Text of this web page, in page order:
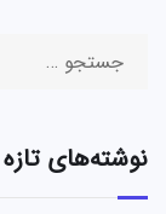
نوشته‌های تازه